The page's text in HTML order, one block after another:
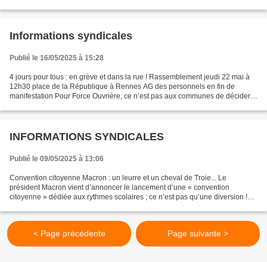
Informations syndicales
Publié le 16/05/2025 à 15:28
4 jours pour tous : en grève et dans la rue ! Rassemblement jeudi 22 mai à
12h30 place de la République à Rennes AG des personnels en fin de
manifestation Pour Force Ouvrière, ce n’est pas aux communes de décider
INFORMATIONS SYNDICALES
Publié le 09/05/2025 à 13:06
Convention citoyenne Macron : un leurre et un cheval de Troie... Le
président Macron vient d’annoncer le lancement d’une « convention
citoyenne » dédiée aux rythmes scolaires ; ce n’est pas qu’une diversion !
< Page précédente Page suivante >